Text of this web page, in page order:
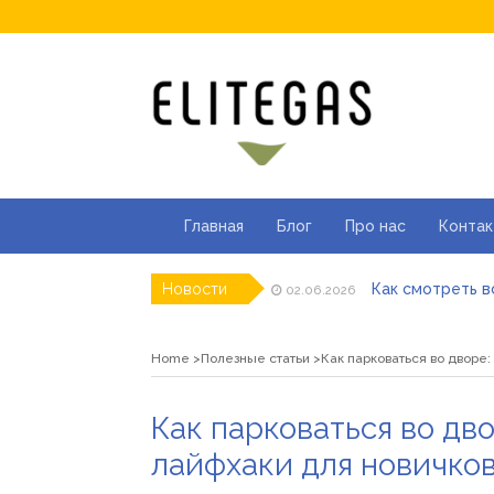
Главная Блог Про нас
Новости 02.06.2026 Как смотреть
01.04.2026 ТОП моделей
Home Полезные статьи Как парковаться во
Как парковаться во
лайфхаки для